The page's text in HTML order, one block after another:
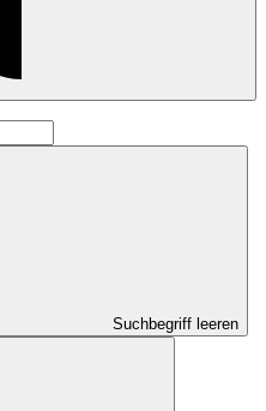
Suchbegriff leeren